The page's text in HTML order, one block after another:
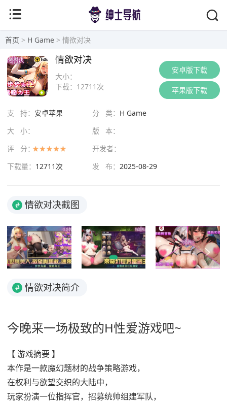
首页 > H Game > 情欲对决
安卓版下载
苹果版下载
大小：
下载： 12711次
情欲对决
支 持： 安卓苹果 分 类： H Game
大 小：
版 本：
评 分：
开发者：
下载量： 12711次 发 布： 2025-08-29
# 情欲对决截图
# 情欲对决简介
今晚来一场极致的H性爱游戏吧~
【 游戏摘要 】
本作是一款魔幻题材的战争策略游戏，
在权利与欲望交织的大陆中，
玩家扮演一位指挥官，招募统帅组建军队，